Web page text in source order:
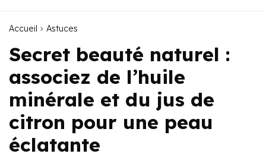
Accueil Astuces
Secret beauté naturel :
associez de l’huile
minérale et du jus de
citron pour une peau
éclatante